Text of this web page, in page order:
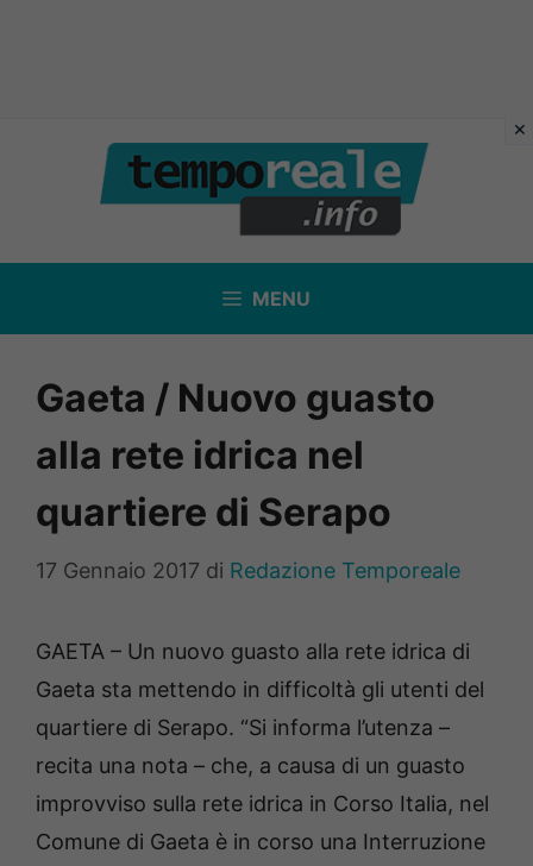
contenuto
MENU
Gaeta / Nuovo guasto
alla rete idrica nel
quartiere di Serapo
17 Gennaio 2017 di Redazione Temporeale
GAETA – Un nuovo guasto alla rete idrica di
Gaeta sta mettendo in difficoltà gli utenti del
quartiere di Serapo. “Si informa l’utenza –
recita una nota – che, a causa di un guasto
improvviso sulla rete idrica in Corso Italia, nel
Comune di Gaeta è in corso una Interruzione